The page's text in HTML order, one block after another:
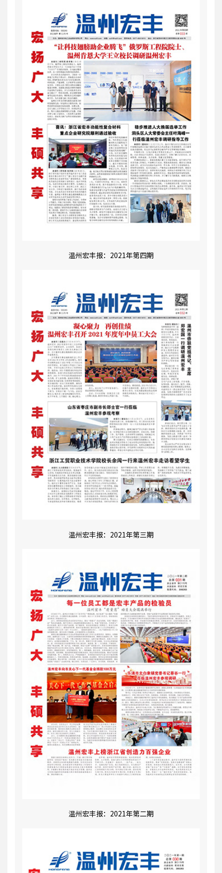
温州宏丰报：2021年第四期
温州宏丰报：2021年第三期
温州宏丰报：2021年第二期